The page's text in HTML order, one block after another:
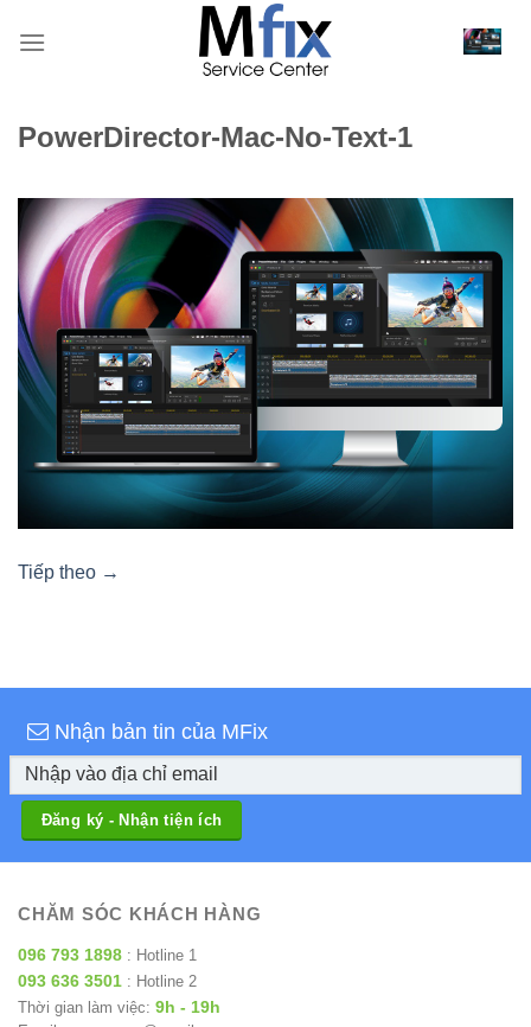
qua
PowerDirector-Mac-No-Text-1
Tiếp theo →
Nhận bản tin của MFix
CHĂM SÓC KHÁCH HÀNG
096 793 1898 : Hotline 1
093 636 3501 : Hotline 2
Thời gian làm việc: 9h - 19h